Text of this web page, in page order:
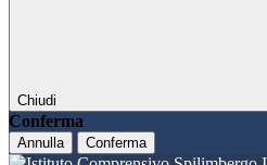
Chiudi
Conferma
Annulla Conferma